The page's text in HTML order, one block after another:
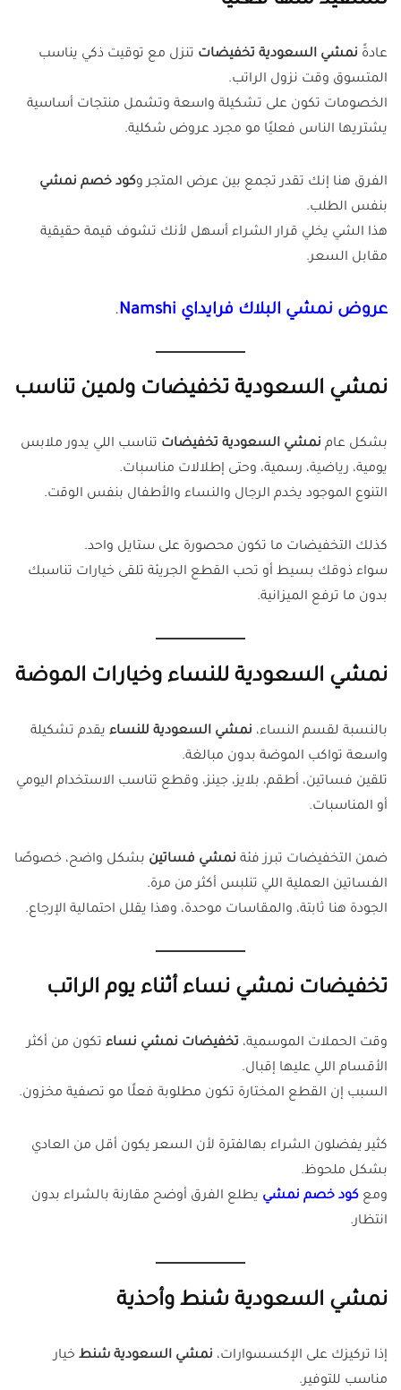
عادةً نمشي السعودية تخفيضات تنزل مع توقيت ذكي يناسب
المتسوق وقت نزول الراتب.
الخصومات تكون على تشكيلة واسعة وتشمل منتجات أساسية
يشتريها الناس فعليًا مو مجرد عروض شكلية.
الفرق هنا إنك تقدر تجمع بين عرض المتجر وكود خصم نمشي
بنفس الطلب.
هذا الشي يخلي قرار الشراء أسهل لأنك تشوف قيمة حقيقية
مقابل السعر.
عروض نمشي البلاك فرايداي Namshi .
نمشي السعودية تخفيضات ولمين تناسب
بشكل عام نمشي السعودية تخفيضات تناسب اللي يدور ملابس
يومية، رياضية، رسمية، وحتى إطلالات مناسبات.
التنوع الموجود يخدم الرجال والنساء والأطفال بنفس الوقت.
كذلك التخفيضات ما تكون محصورة على ستايل واحد.
سواء ذوقك بسيط أو تحب القطع الجريئة تلقى خيارات تناسبك
بدون ما ترفع الميزانية.
نمشي السعودية للنساء وخيارات الموضة
بالنسبة لقسم النساء، نمشي السعودية للنساء يقدم تشكيلة
واسعة تواكب الموضة بدون مبالغة.
تلقين فساتين، أطقم، بلايز، جينز، وقطع تناسب الاستخدام اليومي
أو المناسبات.
ضمن التخفيضات تبرز فئة نمشي فساتين بشكل واضح، خصوصًا
الفساتين العملية اللي تنلبس أكثر من مرة.
الجودة هنا ثابتة، والمقاسات موحدة، وهذا يقلل احتمالية الإرجاع.
تخفيضات نمشي نساء أثناء يوم الراتب
وقت الحملات الموسمية، تخفيضات نمشي نساء تكون من أكثر
الأقسام اللي عليها إقبال.
السبب إن القطع المختارة تكون مطلوبة فعلًا مو تصفية مخزون.
كثير يفضلون الشراء بهالفترة لأن السعر يكون أقل من العادي
بشكل ملحوظ.
ومع كود خصم نمشي يطلع الفرق أوضح مقارنة بالشراء بدون
انتظار.
نمشي السعودية شنط وأحذية
إذا تركيزك على الإكسسوارات، نمشي السعودية شنط خيار
مناسب للتوفير.